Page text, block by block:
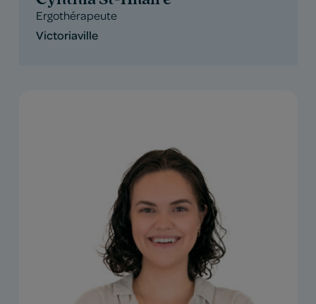
Ergothérapeute
Victoriaville